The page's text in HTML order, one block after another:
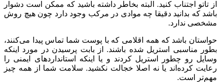
از تاتو اجتناب کنید. البته بخاطر داشته باشید که ممکن است دشوار
باشد که بدانید دقیقا چه موادی در مرکب وجود دارد چون هیچ روش
مشخصی ندارد.
حواستان باشد که همه اقلامی که با پوست شما تماس پیدا می‌کنند،
بطور مناسبی استریل شده باشند. از بابت پرسیدن در مورد اینکه
وسایل رو چطور استریل کردند و یا اینکه استانداردهای ایمنی را
رعایت کرده‌اند یا نه اصلا خجالت نکشید. سلامت شما از همه چیز
مهم‌تر است.